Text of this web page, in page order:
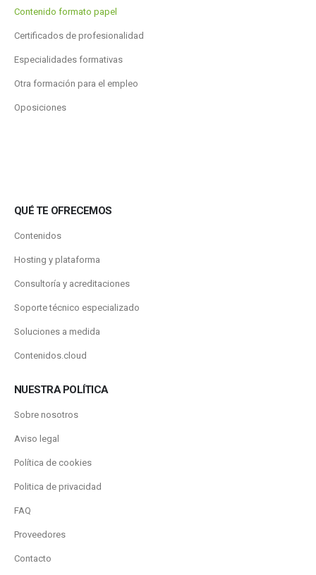
Contenido formato papel
Certificados de profesionalidad
Especialidades formativas
Otra formación para el empleo
Oposiciones
QUÉ TE OFRECEMOS
Contenidos
Hosting y plataforma
Consultoría y acreditaciones
Soporte técnico especializado
Soluciones a medida
Contenidos.cloud
NUESTRA POLÍTICA
Sobre nosotros
Aviso legal
Política de cookies
Politica de privacidad
FAQ
Proveedores
Contacto